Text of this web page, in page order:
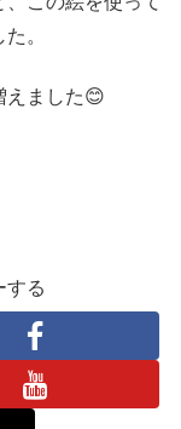
。
えました😊
する